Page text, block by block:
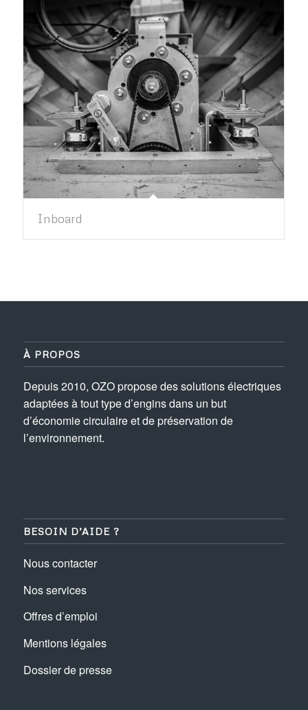
Inboard
À PROPOS
Depuis 2010, OZO propose des solutions électriques
adaptées à tout type d’engins dans un but
d’économie circulaire et de préservation de
l’environnement.
BESOIN D’AIDE ?
Nous contacter
Nos services
Offres d’emploi
Mentions légales
Dossier de presse